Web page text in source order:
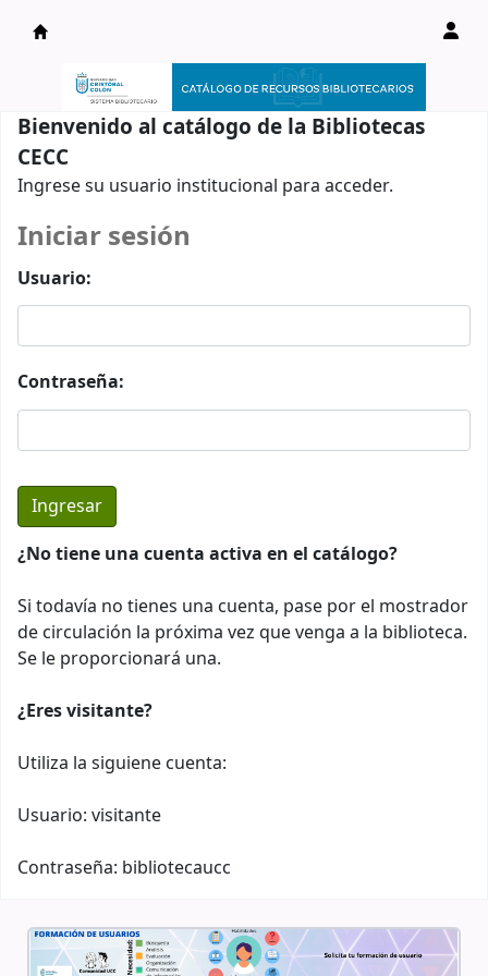
Catálogo en línea
Bienvenido al catálogo de la Bibliotecas
CECC
Ingrese su usuario institucional para acceder.
Iniciar sesión
Usuario:
Contraseña:
¿No tiene una cuenta activa en el catálogo?
Si todavía no tienes una cuenta, pase por el mostrador
de circulación la próxima vez que venga a la biblioteca.
Se le proporcionará una.
¿Eres visitante?
Utiliza la siguiene cuenta:
Usuario: visitante
Contraseña: bibliotecaucc